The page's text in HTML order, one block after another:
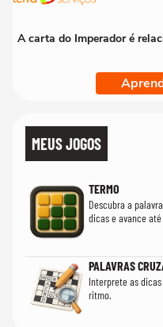
A carta do Imperador é
MEUS JOGOS
TERMO
Descubra a
dicas e avance
PALAVRAS
Interprete as
ritmo.